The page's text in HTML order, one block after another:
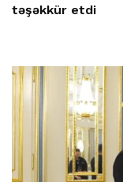
təşəkkür etdi